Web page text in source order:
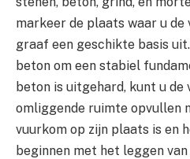
markeer de plaats waar u
graaf een geschikte basis
beton om een stabiel
beton is uitgehard, kunt u de
omliggende ruimte opvullen
vuurkom op zijn plaats is en
beginnen met het leggen